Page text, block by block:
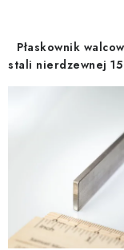
d
uPłaskownik
stali nierdzewnej 15
długość 1 m -